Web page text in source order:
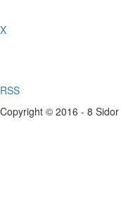
X
RSS
Copyright © 2016 - 8 Sidor